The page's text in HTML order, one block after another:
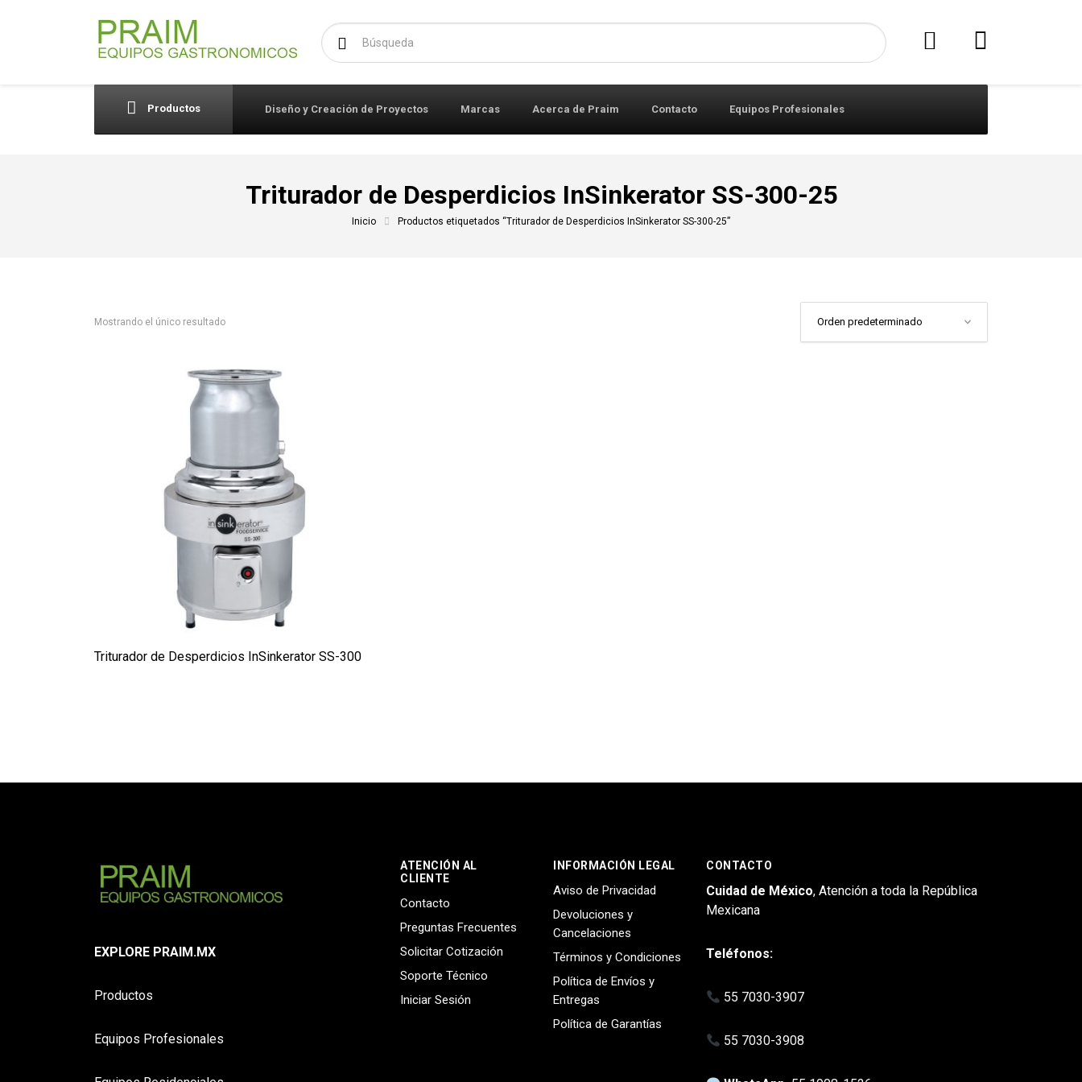
Buscar:
Productos Diseño y Creación de Proyectos Marcas Acerca de Praim Contacto Equipos Profesionales
Triturador de Desperdicios InSinkerator SS-300-25
Inicio Productos etiquetados “Triturador de Desperdicios InSinkerator SS-300-25”
Mostrando el único resultado
Triturador de Desperdicios InSinkerator SS-300
EXPLORE PRAIM.MX
Productos
Equipos Profesionales
ATENCIÓN AL
CLIENTE
Contacto
Preguntas Frecuentes
Solicitar Cotización
Soporte Técnico
Iniciar Sesión
INFORMACIÓN LEGAL
Aviso de Privacidad
Devoluciones y
Cancelaciones
Términos y Condiciones
Política de Envíos y
Entregas
Política de Garantías
CONTACTO
Cuidad de México, Atención a toda la República
Mexicana
Teléfonos:
55 7030-3907
55 7030-3908